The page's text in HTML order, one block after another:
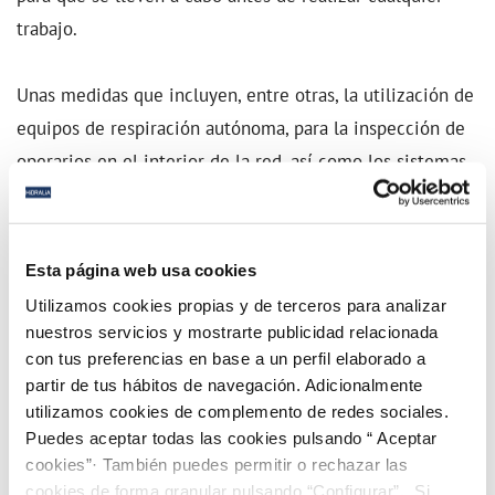
Esta página web usa cookies
Utilizamos cookies propias y de terceros para analizar
nuestros servicios y mostrarte publicidad relacionada
con tus preferencias en base a un perfil elaborado a
partir de tus hábitos de navegación. Adicionalmente
utilizamos cookies de complemento de redes sociales.
Puedes aceptar todas las cookies pulsando “ Aceptar
cookies”· También puedes permitir o rechazar las
cookies de forma granular pulsando “Configurar”. Si
trabajo.
Unas medidas que incluyen, entre otras, la utilización de
equipos de respiración autónoma, para la inspección de
operarios en el interior de la red, así como los sistemas
que garantizan los rescates, en caso de que surja
cualquier imprevisto.
El concejal ha aprovechado esta visita para agradecer a
la plantilla de Hidralia la labor diaria que realiza para el
mantenimiento de la red de alcantarillado, así como su
profesionalidad y su rápida actuación cada vez que
ocurre cualquier tipo de incidencia en el municipio.